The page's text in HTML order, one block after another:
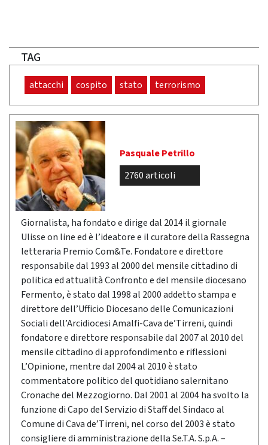
TAG
attacchi cospito stato terrorismo
Pasquale Petrillo
2760 articoli
Giornalista, ha fondato e dirige dal 2014 il giornale
Ulisse on line ed è l’ideatore e il curatore della Rassegna
letteraria Premio Com&Te. Fondatore e direttore
responsabile dal 1993 al 2000 del mensile cittadino di
politica ed attualità Confronto e del mensile diocesano
Fermento, è stato dal 1998 al 2000 addetto stampa e
direttore dell’Ufficio Diocesano delle Comunicazioni
Sociali dell’Arcidiocesi Amalfi-Cava de’Tirreni, quindi
fondatore e direttore responsabile dal 2007 al 2010 del
mensile cittadino di approfondimento e riflessioni
L’Opinione, mentre dal 2004 al 2010 è stato
commentatore politico del quotidiano salernitano
Cronache del Mezzogiorno. Dal 2001 al 2004 ha svolto la
funzione di Capo del Servizio di Staff del Sindaco al
Comune di Cava de’Tirreni, nel corso del 2003 è stato
consigliere di amministrazione della Se.T.A. S.p.A. –